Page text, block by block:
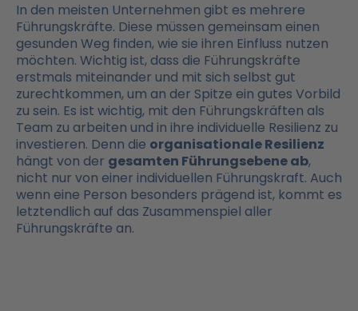
In den meisten Unternehmen gibt es mehrere
Führungskräfte. Diese müssen gemeinsam einen
gesunden Weg finden, wie sie ihren Einfluss nutzen
möchten. Wichtig ist, dass die Führungskräfte
erstmals miteinander und mit sich selbst gut
zurechtkommen, um an der Spitze ein gutes Vorbild
zu sein. Es ist wichtig, mit den Führungskräften als
Team zu arbeiten und in ihre individuelle Resilienz zu
investieren. Denn die organisationale Resilienz
hängt von der gesamten Führungsebene ab,
nicht nur von einer individuellen Führungskraft. Auch
wenn eine Person besonders prägend ist, kommt es
letztendlich auf das Zusammenspiel aller
Führungskräfte an.